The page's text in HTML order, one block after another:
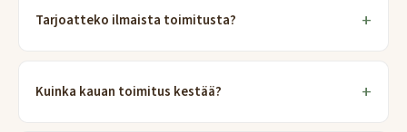
Tarjoatteko ilmaista toimitusta?
Kuinka kauan toimitus kestää?